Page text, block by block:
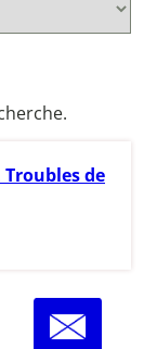
Troubles de